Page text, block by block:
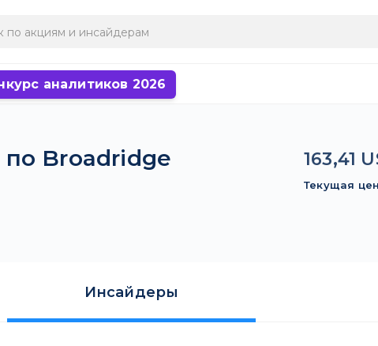
аналитиков 2026
Broadridge
163,41
Текущая
Инсайдеры